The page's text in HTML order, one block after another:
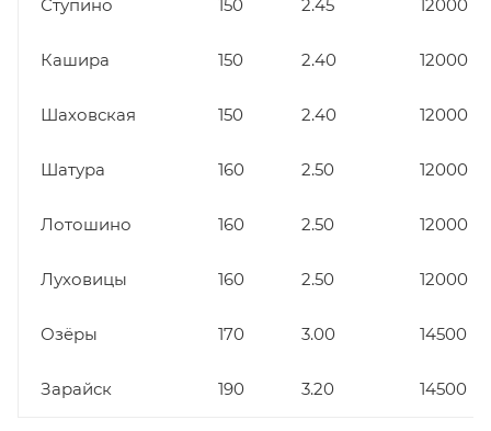
Ступино 150 2.45 12000
Кашира 150 2.40 12000
Шаховская 150 2.40 12000
Шатура 160 2.50 12000
Лотошино 160 2.50 12000
Луховицы 160 2.50 12000
Озёры 170 3.00 14500
Зарайск 190 3.20 14500